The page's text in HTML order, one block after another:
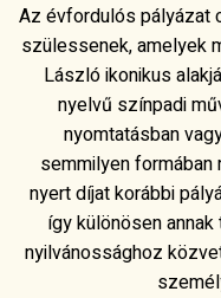
Az évfordulós pályázat
szülessenek, amelyek
László ikonikus
nyelvű színpadi
nyomtatásban
semmilyen formában
nyert díjat korábbi
így különösen
nyilvánossághoz